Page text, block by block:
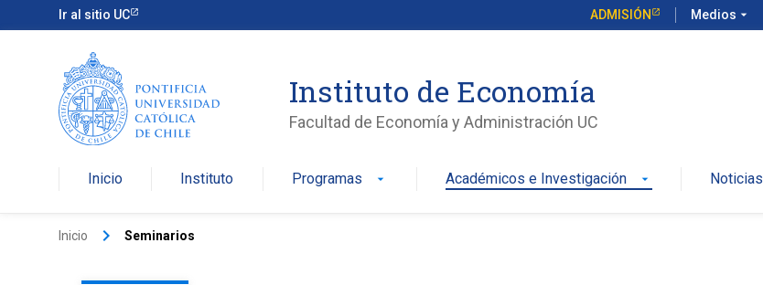
Ir al sitio UC ADMISIÓN Medios arrow_drop_down
Instituto de Economía
Facultad de Economía y Administración UC
Inicio Instituto Programas arrow_drop_down Académicos e Investigación arrow_drop_down Noticias
Inicio keyboard_arrow_right Seminarios